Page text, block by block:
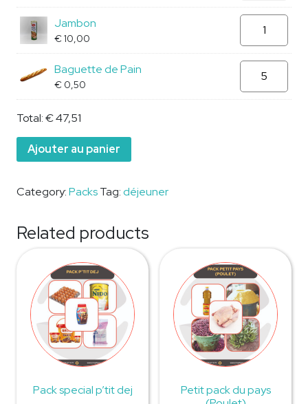
-
Boîte
de
25
sachets
quantity
Jambon
€10,00
Jambon
quantity
Baguette de Pain
€ 0,50
Baguette
Pain
Total:€47,51
Ajouter au panier
Category:PacksTag:déjeuner
Related products
Pack special p’tit dej
Petit pack du pays